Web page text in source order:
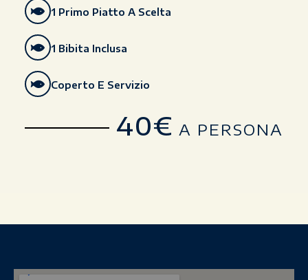
1 Primo Piatto A Scelta
1 Bibita Inclusa
Coperto E Servizio
40€ A PERSONA